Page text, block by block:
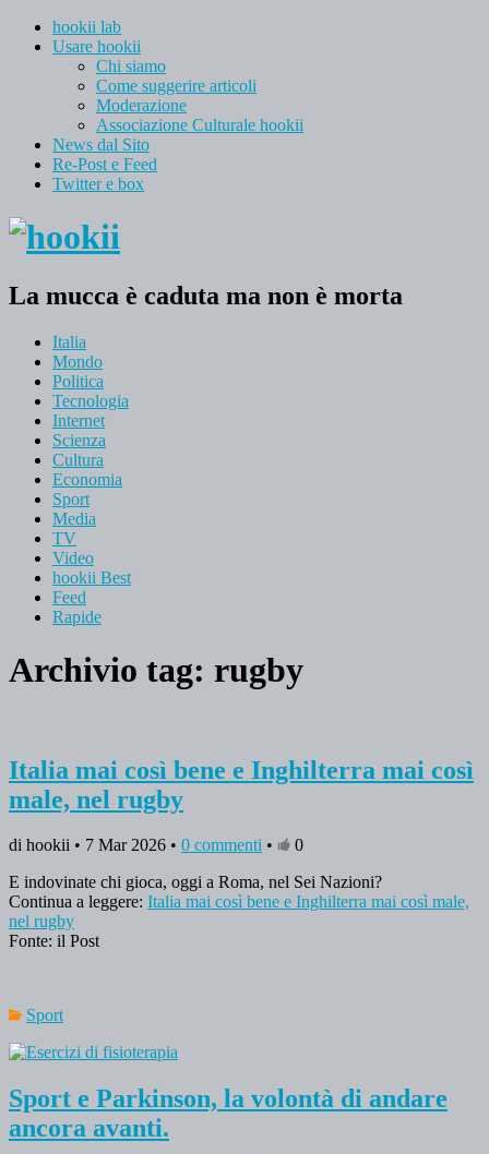
hookii lab
Usare hookii
Chi siamo
Come suggerire articoli
Moderazione
Associazione Culturale hookii
News dal Sito
Re-Post e Feed
Twitter e box
La mucca è caduta ma non è morta
Italia
Mondo
Politica
Tecnologia
Internet
Scienza
Cultura
Economia
Sport
Media
TV
Video
hookii Best
Feed
Rapide
Archivio tag: rugby
Italia mai così bene e Inghilterra mai così
male, nel rugby
di hookii • 7 Mar 2026 • 0 commenti •
0
E indovinate chi gioca, oggi a Roma, nel Sei Nazioni?
Continua a leggere: Italia mai così bene e Inghilterra mai così male,
nel rugby
Fonte: il Post
Sport
Sport e Parkinson, la volontà di andare
ancora avanti.